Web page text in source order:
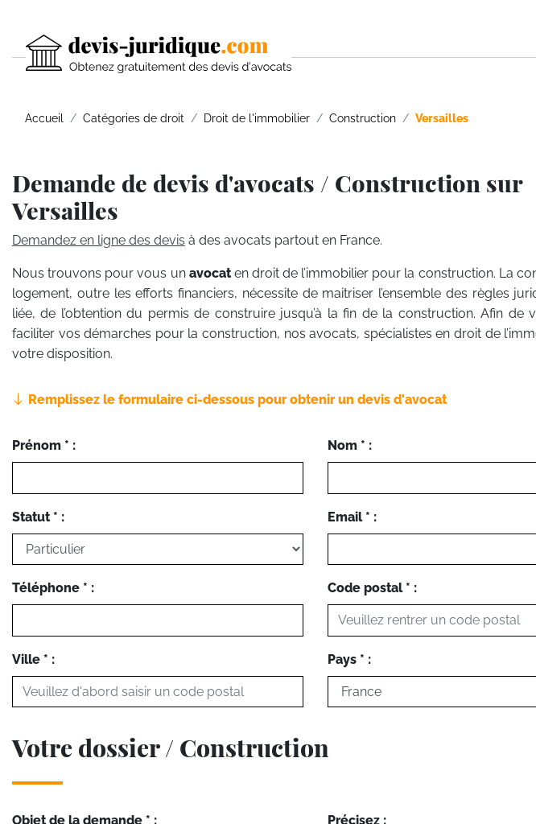
Accueil Catégories de droit Droit de l'immobilier Construction Versailles
Demande de devis d'avocats / Construction sur
Versailles
Demandez en ligne des devis à des avocats partout en France.
Nous trouvons pour vous un avocaten droit de l’immobilier pour la construction. La
logement, outre les efforts financiers, nécessite de maitriser l’ensemble des règles
liée, de l’obtention du permis de construire jusqu’à la fin de la construction. Afin de
faciliter vos démarches pour la construction, nos avocats, spécialistes en droit de
votre disposition.
Remplissez le formulaire ci-dessous pour obtenir un devis d'avocat
Prénom * : Nom * :
Statut * : Email * :
Téléphone * : Code postal * :
Ville * : Pays * :
Votre dossier / Construction
Objet de la demande * : Précisez :